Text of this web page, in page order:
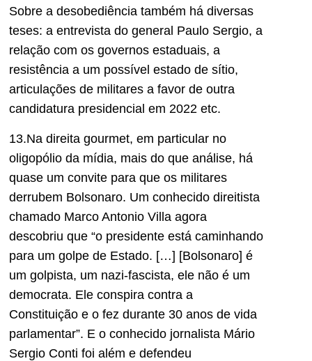
Sobre a desobediência também há diversas
teses: a entrevista do general Paulo Sergio, a
relação com os governos estaduais, a
resistência a um possível estado de sítio,
articulações de militares a favor de outra
candidatura presidencial em 2022 etc.
13.Na direita gourmet, em particular no
oligopólio da mídia, mais do que análise, há
quase um convite para que os militares
derrubem Bolsonaro. Um conhecido direitista
chamado Marco Antonio Villa agora
descobriu que “o presidente está caminhando
para um golpe de Estado. […] [Bolsonaro] é
um golpista, um nazi-fascista, ele não é um
democrata. Ele conspira contra a
Constituição e o fez durante 30 anos de vida
parlamentar”. E o conhecido jornalista Mário
Sergio Conti foi além e defendeu